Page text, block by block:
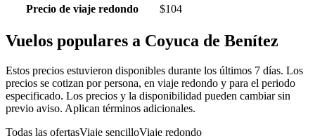
Precio de viaje redondo
$104
Vuelos populares a Coyuca de Benítez
Estos precios estuvieron disponibles durante los últimos 7 días. Los
precios se cotizan por persona, en viaje redondo y para el periodo
especificado. Los precios y la disponibilidad pueden cambiar sin
previo aviso. Aplican términos adicionales.
Todas las ofertasViaje sencilloViaje redondo